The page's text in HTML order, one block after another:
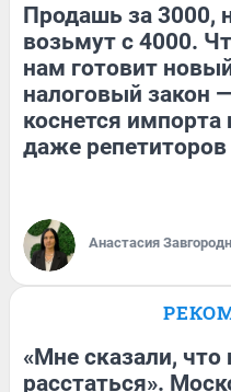
Продашь за 3000,
возьмут с 4000.
нам готовит
налоговый закон
коснется импорта
даже репетиторов
Анастасия
«Мне сказали,
расстаться».